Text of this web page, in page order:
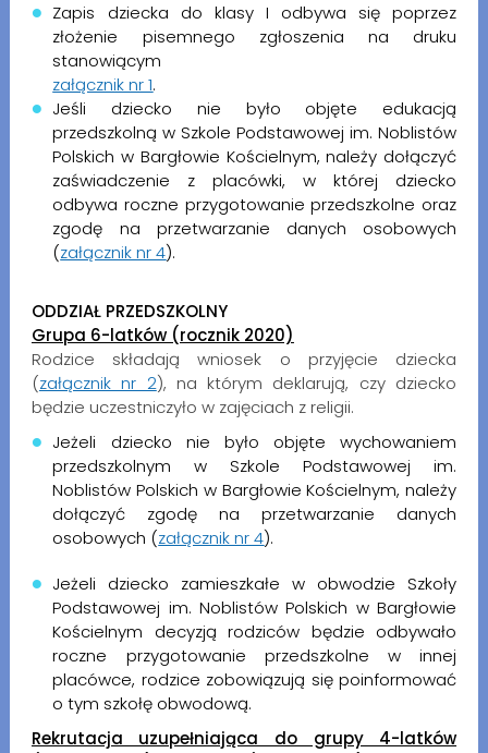
Zapis dziecka do klasy I odbywa się poprzez
złożenie pisemnego zgłoszenia na druku
stanowiącym
załącznik nr 1.
Jeśli dziecko nie było objęte edukacją
przedszkolną w Szkole Podstawowej im. Noblistów
Polskich w Bargłowie Kościelnym, należy dołączyć
zaświadczenie z placówki, w której dziecko
odbywa roczne przygotowanie przedszkolne oraz
zgodę na przetwarzanie danych osobowych
(załącznik nr 4).
ODDZIAŁ PRZEDSZKOLNY
Grupa 6-latków (rocznik 2020)
Rodzice składają wniosek o przyjęcie dziecka
(załącznik nr 2), na którym deklarują, czy dziecko
będzie uczestniczyło w zajęciach z religii.
Jeżeli dziecko nie było objęte wychowaniem
przedszkolnym w Szkole Podstawowej im.
Noblistów Polskich w Bargłowie Kościelnym, należy
dołączyć zgodę na przetwarzanie danych
osobowych (załącznik nr 4).
Jeżeli dziecko zamieszkałe w obwodzie Szkoły
Podstawowej im. Noblistów Polskich w Bargłowie
Kościelnym decyzją rodziców będzie odbywało
roczne przygotowanie przedszkolne w innej
placówce, rodzice zobowiązują się poinformować
o tym szkołę obwodową.
Rekrutacja uzupełniająca do grupy 4-latków